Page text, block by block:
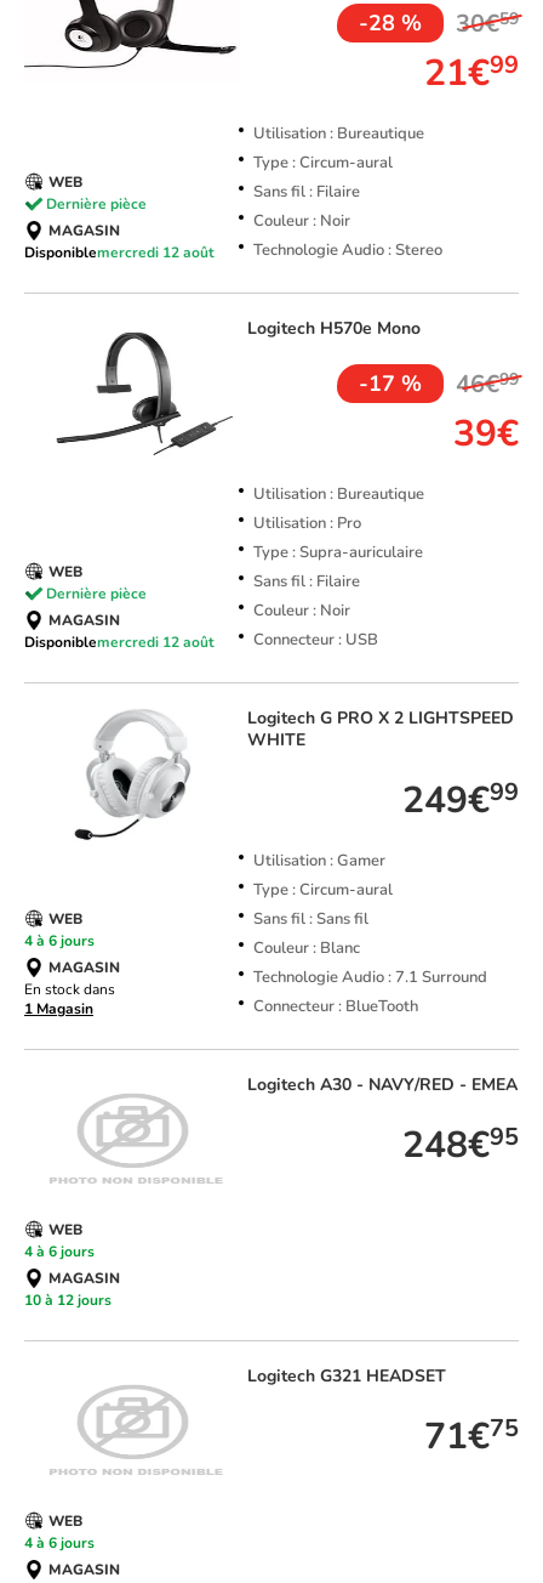
-28 % 30€59
21€99
Utilisation : Bureautique
Type : Circum-aural
Sans fil : Filaire
Couleur : Noir
Technologie Audio : Stereo
WEB
Dernière pièce
MAGASIN
Disponiblemercredi 12 août
Logitech H570e Mono
-17 % 46€99
39€
Utilisation : Bureautique
Utilisation : Pro
Type : Supra-auriculaire
Sans fil : Filaire
Couleur : Noir
Connecteur : USB
WEB
Dernière pièce
MAGASIN
Disponiblemercredi 12 août
Logitech G PRO X 2 LIGHTSPEED
WHITE
249€99
Utilisation : Gamer
Type : Circum-aural
Sans fil : Sans fil
Couleur : Blanc
Technologie Audio : 7.1 Surround
Connecteur : BlueTooth
WEB
4 à 6 jours
MAGASIN
En stock dans
1 Magasin
Logitech A30 - NAVY/RED - EMEA
248€95
WEB
4 à 6 jours
MAGASIN
10 à 12 jours
Logitech G321 HEADSET
71€75
WEB
4 à 6 jours
MAGASIN